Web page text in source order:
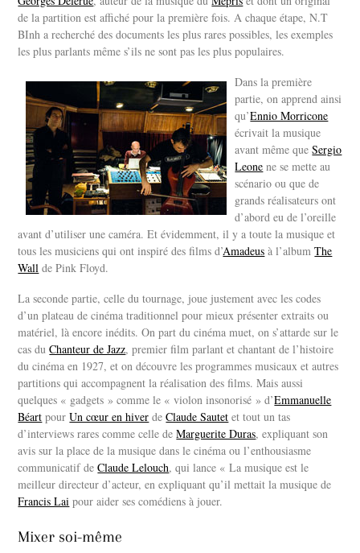
de la partition est affiché pour la première fois. A chaque étape, N.T
BInh a recherché des documents les plus rares possibles, les exemples
les plus parlants même s’ils ne sont pas les plus populaires.
Dans la première
partie, on apprend ainsi
qu’Ennio Morricone
écrivait la musique
avant même queSergio
Leone ne se mette au
scénario ou que de
grands réalisateurs ont
d’abord eu de l’oreille
avant d’utiliser une caméra. Et évidemment, il y a toute la musique et
tous les musiciens qui ont inspiré des films d’Amadeus à l’albumThe
Wall de Pink Floyd.
La seconde partie, celle du tournage, joue justement avec les codes
d’un plateau de cinéma traditionnel pour mieux présenter extraits ou
matériel, là encore inédits. On part du cinéma muet, on s’attarde sur le
cas duChanteur de Jazz, premier film parlant et chantant de l’histoire
du cinéma en 1927, et on découvre les programmes musicaux et autres
partitions qui accompagnent la réalisation des films. Mais aussi
quelques « gadgets » comme le « violon insonorisé » d’Emmanuelle
Béart pourUn cœur en hiver deClaude Sautet et tout un tas
d’interviews rares comme celle deMarguerite Duras, expliquant son
avis sur la place de la musique dans le cinéma ou l’enthousiasme
communicatif deClaude Lelouch, qui lance « La musique est le
meilleur directeur d’acteur, en expliquant qu’il mettait la musique de
Francis Lai pour aider ses comédiens à jouer.
Mixer soi-même